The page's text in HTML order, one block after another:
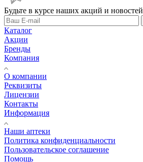
Будьте в курсе наших акций и новостей
Каталог
Акции
Бренды
Компания
О компании
Реквизиты
Лицензии
Контакты
Информация
Наши аптеки
Политика конфиденциальности
Пользовательское соглашение
Помощь